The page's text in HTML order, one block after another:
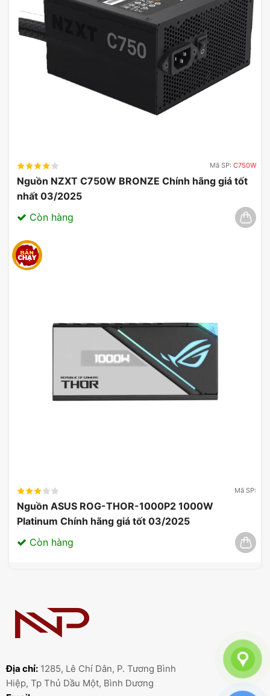
Mã SP: C750W
Nguồn NZXT C750W BRONZE Chính hãng giá tốt
nhất 03/2025
Còn hàng
Mã SP:
Nguồn ASUS ROG-THOR-1000P2 1000W
Platinum Chính hãng giá tốt 03/2025
Còn hàng
Địa chỉ: 1285, Lê Chí Dân, P. Tương Bình
Hiệp, Tp Thủ Dầu Một, Bình Dương